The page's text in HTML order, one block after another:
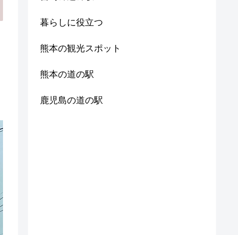
暮らしに役立つ
熊本の観光スポット
熊本の道の駅
鹿児島の道の駅